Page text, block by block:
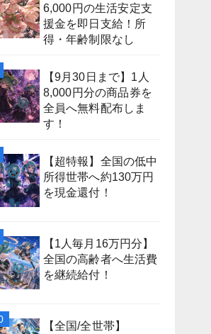
6,000円の生活安定支
援金を即日支給！所
得・年齢制限なし
【9月30日まで】1人
8,000円分の商品券を
全員へ無料配布しま
す！
【超特報】全国の低中
所得世帯へ約130万円
を現金還付！
【1人毎月16万円分】
全国の高齢者へ生活費
を継続給付！
【全国/全世帯】